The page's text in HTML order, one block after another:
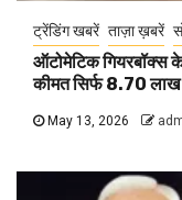
ट्रेंडिंग खबरें ताज़ा ख़बरें
ऑटोमेटिक
कीमत सिर्फ 8.70
May 13, 2026